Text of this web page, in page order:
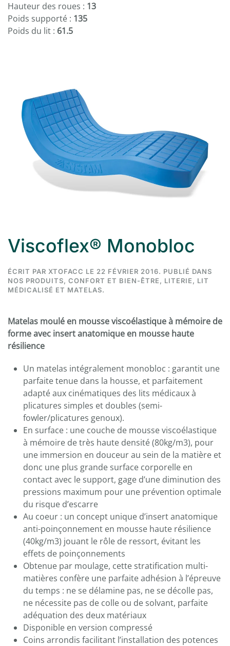
Hauteur des roues : 13
Poids supporté : 135
Poids du lit : 61.5
Viscoflex® Monobloc
ÉCRIT PAR XTOFACC LE 22 FÉVRIER 2016. PUBLIÉ DANS
NOS PRODUITS, CONFORT ET BIEN-ÊTRE, LITERIE, LIT
MÉDICALISÉ ET MATELAS.
Matelas moulé en mousse viscoélastique à mémoire de
forme avec insert anatomique en mousse haute
résilience
Un matelas intégralement monobloc : garantit une
parfaite tenue dans la housse, et parfaitement
adapté aux cinématiques des lits médicaux à
plicatures simples et doubles (semi-
fowler/plicatures genoux).
En surface : une couche de mousse viscoélastique
à mémoire de très haute densité (80kg/m3), pour
une immersion en douceur au sein de la matière et
donc une plus grande surface corporelle en
contact avec le support, gage d’une diminution des
pressions maximum pour une prévention optimale
du risque d’escarre
Au coeur : un concept unique d’insert anatomique
anti-poinçonnement en mousse haute résilience
(40kg/m3) jouant le rôle de ressort, évitant les
effets de poinçonnements
Obtenue par moulage, cette stratification multi-
matières confère une parfaite adhésion à l’épreuve
du temps : ne se délamine pas, ne se décolle pas,
ne nécessite pas de colle ou de solvant, parfaite
adéquation des deux matériaux
Disponible en version compressé
Coins arrondis facilitant l’installation des potences